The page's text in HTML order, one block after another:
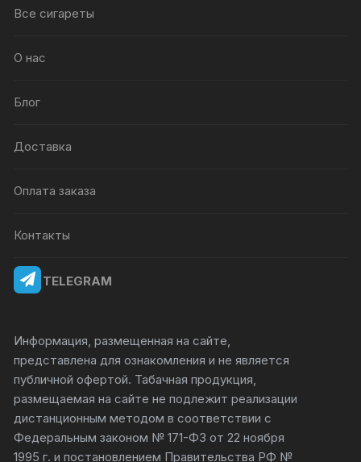
Все сигареты
О нас
Блог
Доставка
Оплата заказа
Контакты
TELEGRAM
Информация, размещенная на сайте,
представлена для ознакомления и не является
публичной офертой. Табачная продукция,
размещаемая на сайте не подлежит реализации
дистанционным методом в соответствии с
Федеральным законом № 171-ФЗ от 22 ноября
1995 г. и постановлением Правительства РФ №